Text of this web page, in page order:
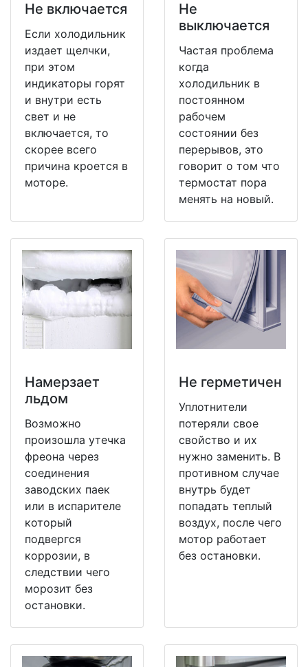
Не включается
Если холодильник
издает щелчки,
при этом
индикаторы горят
и внутри есть
свет и не
включается, то
скорее всего
причина кроется в
моторе.
Не
выключается
Частая проблема
когда
холодильник в
постоянном
рабочем
состоянии без
перерывов, это
говорит о том что
термостат пора
менять на новый.
Намерзает
льдом
Возможно
произошла утечка
фреона через
соединения
заводских паек
или в испарителе
который
подвергся
коррозии, в
следствии чего
морозит без
остановки.
Не герметичен
Уплотнители
потеряли свое
свойство и их
нужно заменить. В
противном случае
внутрь будет
попадать теплый
воздух, после чего
мотор работает
без остановки.